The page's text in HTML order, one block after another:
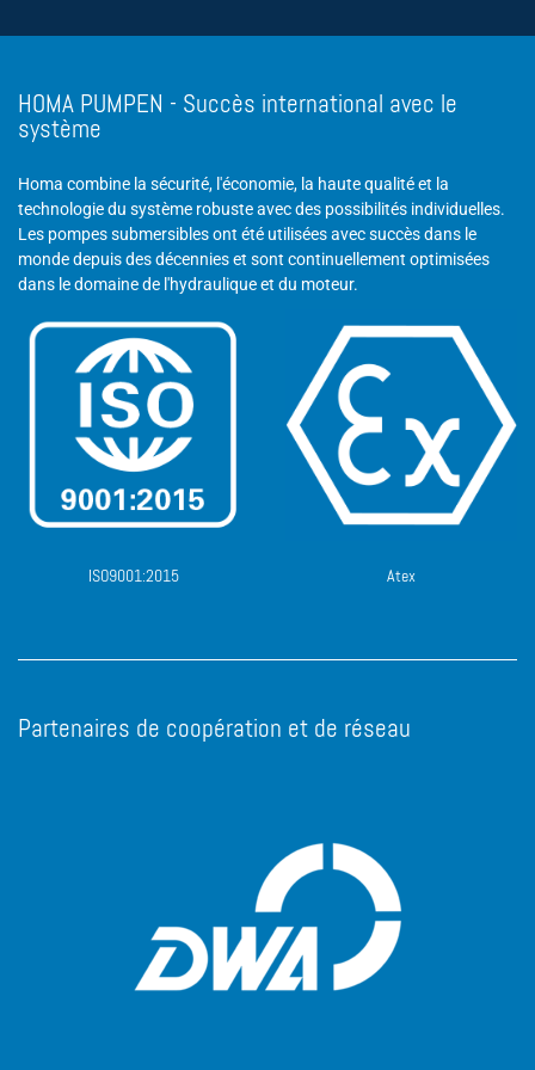
HOMA PUMPEN - Succès international avec le
système
Homa combine la sécurité, l'économie, la haute qualité et la
technologie du système robuste avec des possibilités individuelles.
Les pompes submersibles ont été utilisées avec succès dans le
monde depuis des décennies et sont continuellement optimisées
dans le domaine de l'hydraulique et du moteur.
ISO9001:2015 Atex
Partenaires de coopération et de réseau